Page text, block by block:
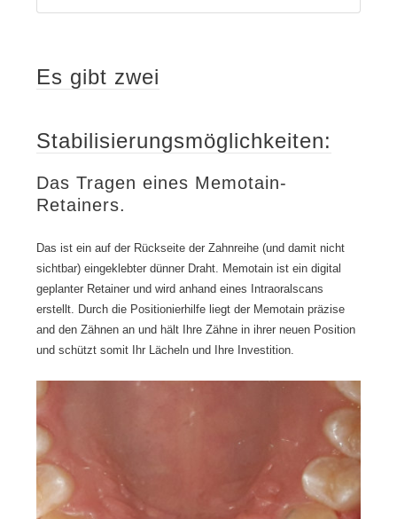
Es gibt zwei
Stabilisierungsmöglichkeiten:
Das Tragen eines Memotain-
Retainers.
Das ist ein auf der Rückseite der Zahnreihe (und damit nicht
sichtbar) eingeklebter dünner Draht. Memotain ist ein digital
geplanter Retainer und wird anhand eines Intraoralscans
erstellt. Durch die Positionierhilfe liegt der Memotain präzise
and den Zähnen an und hält Ihre Zähne in ihrer neuen Position
und schützt somit Ihr Lächeln und Ihre Investition.